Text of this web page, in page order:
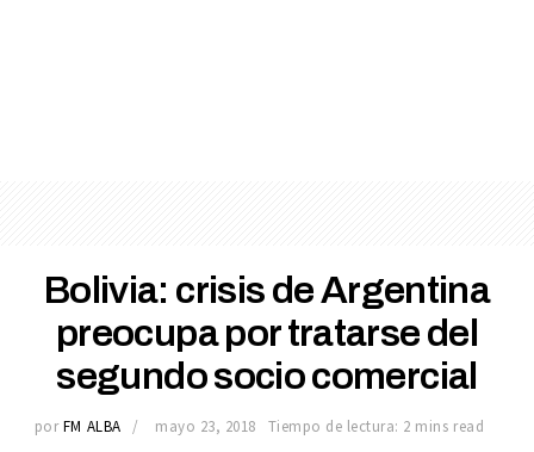
Bolivia: crisis de Argentina
preocupa por tratarse del
segundo socio comercial
por FM ALBA mayo 23, 2018 Tiempo de lectura: 2 mins read